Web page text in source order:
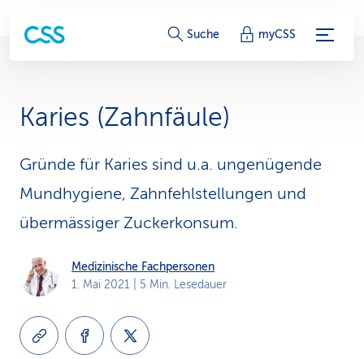
S
r
i
c
e
-
L
Suche myCSS
Karies (Zahnfäule)
Gründe für Karies sind u.a. ungenügende
Mundhygiene, Zahnfehlstellungen und
übermässiger Zuckerkonsum.
Medizinische Fachpersonen
1. Mai 2021 | 5 Min. Lesedauer